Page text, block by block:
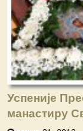
Успеније
манастиру